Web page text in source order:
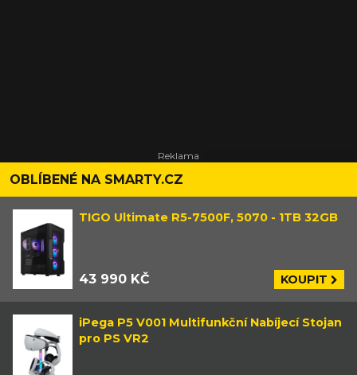
OBLÍBENÉ NA SMARTY.CZ
TIGO Ultimate R5-7500F, 5070 - 1TB 32GB
43 990 KČ KOUPIT
iPega P5 V001 Multifunkční Nabíjecí Stojan
pro PS VR2